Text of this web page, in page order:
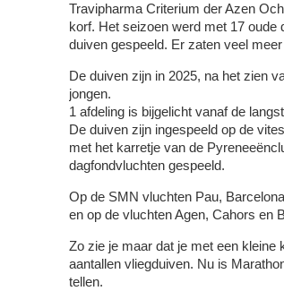
Travipharma Criterium der Azen
korf. Het seizoen werd met 17 oude
duiven gespeeld. Er zaten veel
De duiven zijn in 2025, na het zien
jongen.
1 afdeling is bijgelicht vanaf de
De duiven zijn ingespeeld op de
met het karretje van de
dagfondvluchten gespeeld.
Op de SMN vluchten Pau,
en op de vluchten Agen, Cahors en
Zo zie je maar dat je met een kleine
aantallen vliegduiven. Nu is
tellen.